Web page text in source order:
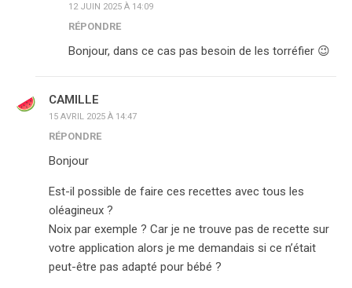
12 JUIN 2025 À 14:09
RÉPONDRE
Bonjour, dans ce cas pas besoin de les torréfier 😉
CAMILLE
15 AVRIL 2025 À 14:47
RÉPONDRE
Bonjour
Est-il possible de faire ces recettes avec tous les
oléagineux ?
Noix par exemple ? Car je ne trouve pas de recette sur
votre application alors je me demandais si ce n’était
peut-être pas adapté pour bébé ?